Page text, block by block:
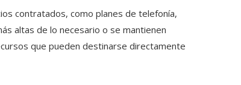
contratados, como planes de telefonía,
altas de lo necesario o se mantienen
que pueden destinarse directamente